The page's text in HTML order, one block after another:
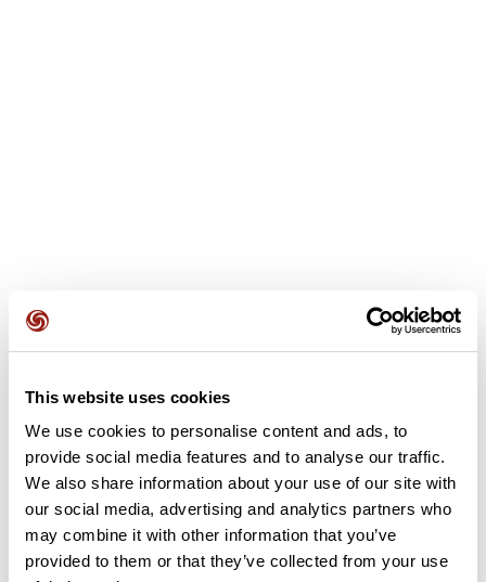
This website uses cookies
We use cookies to personalise content and ads, to
provide social media features and to analyse our traffic.
We also share information about your use of our site with
our social media, advertising and analytics partners who
may combine it with other information that you’ve
provided to them or that they’ve collected from your use
31 janv. 2025
Superbe randonnée !!????
L lolo194